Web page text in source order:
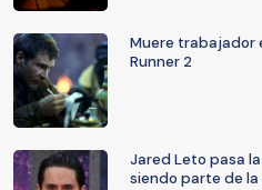
Muere trabajador
Runner 2
Jared Leto pasa
siendo parte de la